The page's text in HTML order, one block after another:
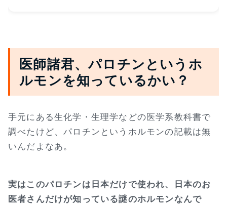
医師諸君、パロチンというホ
ルモンを知っているかい？
手元にある生化学・生理学などの医学系教科書で
調べたけど、パロチンというホルモンの記載は無
いんだよなあ。
実はこのパロチンは日本だけで使われ、日本のお
医者さんだけが知っている謎のホルモンなんで